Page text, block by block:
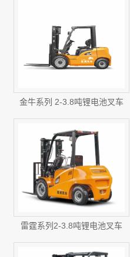
金牛系列 2-3.8吨锂电池叉车
雷霆系列2-3.8吨锂电池叉车